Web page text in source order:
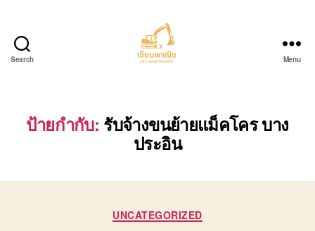
Search
รถ
แบค
โฮ.com
Menu
ป้ายกำกับ: รับจ้างขนย้ายแม็คโคร บาง
ประอิน
Categories
UNCATEGORIZED